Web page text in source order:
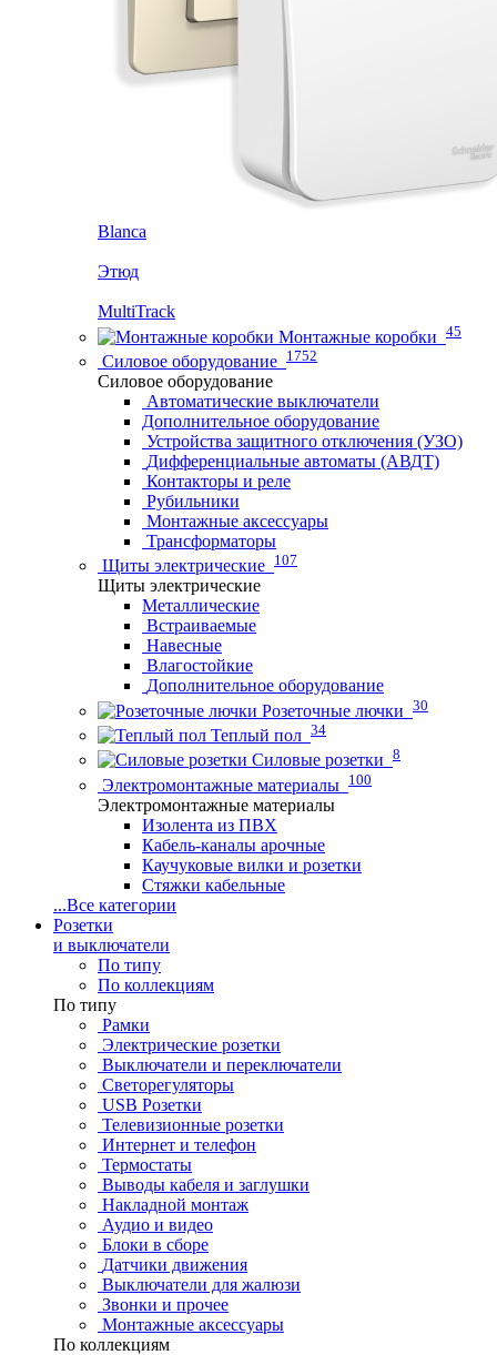
Blanca
Этюд
MultiTrack
Монтажные коробки 45
Силовое оборудование 1752
Силовое оборудование
Автоматические выключатели
Дополнительное оборудование
Устройства защитного отключения (УЗО)
Дифференциальные автоматы (АВДТ)
Контакторы и реле
Рубильники
Монтажные аксессуары
Трансформаторы
Щиты электрические 107
Щиты электрические
Металлические
Встраиваемые
Навесные
Влагостойкие
Дополнительное оборудование
Розеточные лючки 30
Теплый пол 34
Силовые розетки 8
Электромонтажные материалы 100
Электромонтажные материалы
Изолента из ПВХ
Кабель-каналы арочные
Каучуковые вилки и розетки
Стяжки кабельные
...Все категории
Розетки
и выключатели
По типу
По коллекциям
По типу
Рамки
Электрические розетки
Выключатели и переключатели
Светорегуляторы
USB Розетки
Телевизионные розетки
Интернет и телефон
Термостаты
Выводы кабеля и заглушки
Накладной монтаж
Аудио и видео
Блоки в сборе
Датчики движения
Выключатели для жалюзи
Звонки и прочее
Монтажные аксессуары
По коллекциям